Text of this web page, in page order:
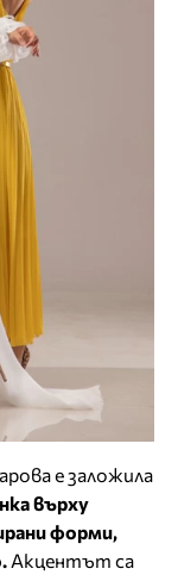
e залoжила
върху
форми,
Акцентът са